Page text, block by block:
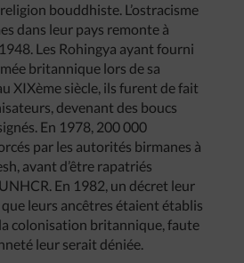
bouddhiste. L’ostracisme
dans leur pays remonte à
Les Rohingya ayant fourni
britannique lors de sa
XIXème siècle, ils furent de fait
devenant des boucs
En 1978, 200 000
par les autorités birmanes à
avant d’être rapatriés
En 1982, un décret leur
leurs ancêtres étaient établis
colonisation britannique, faute
leur serait déniée.